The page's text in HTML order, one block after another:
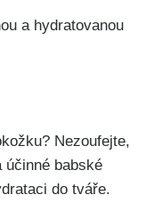
Nezoufejte,
účinné babské
do tváře.